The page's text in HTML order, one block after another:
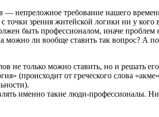
непреложное требование нашего
зрения житейской логики ни у кого
быть профессионалом, иначе проблем
ли вообще ставить так вопрос? А
не только можно ставить, но и решать
(происходит от греческого слова
именно такие люди-профессионалы.